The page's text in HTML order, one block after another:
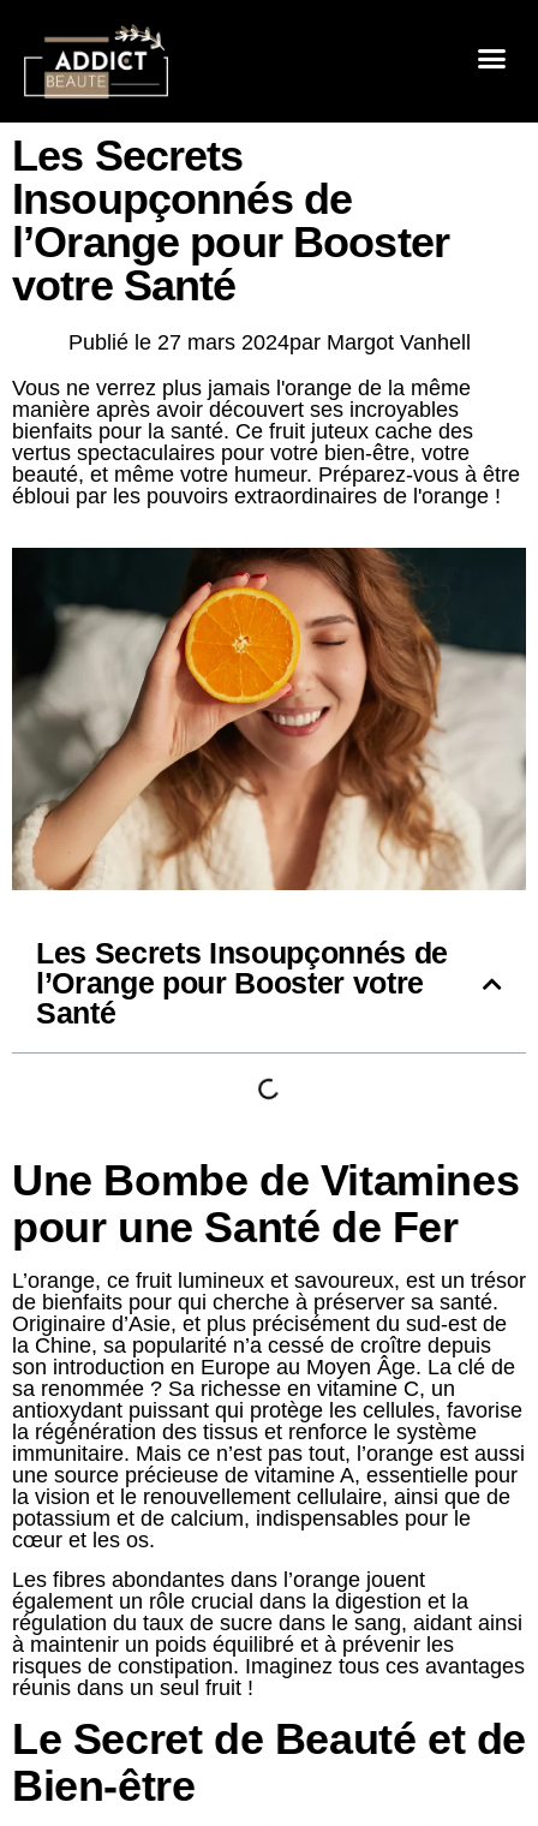
Les Secrets
Insoupçonnés de
l’Orange pour Booster
votre Santé
Publié le 27 mars 2024par Margot Vanhell
Vous ne verrez plus jamais l'orange de la même
manière après avoir découvert ses incroyables
bienfaits pour la santé. Ce fruit juteux cache des
vertus spectaculaires pour votre bien-être, votre
beauté, et même votre humeur. Préparez-vous à être
ébloui par les pouvoirs extraordinaires de l'orange !
Les Secrets Insoupçonnés de
l’Orange pour Booster votre
Santé
Une Bombe de Vitamines
pour une Santé de Fer
L’orange, ce fruit lumineux et savoureux, est un trésor
de bienfaits pour qui cherche à préserver sa santé.
Originaire d’Asie, et plus précisément du sud-est de
la Chine, sa popularité n’a cessé de croître depuis
son introduction en Europe au Moyen Âge. La clé de
sa renommée ? Sa richesse en vitamine C, un
antioxydant puissant qui protège les cellules, favorise
la régénération des tissus et renforce le système
immunitaire. Mais ce n’est pas tout, l’orange est aussi
une source précieuse de vitamine A, essentielle pour
la vision et le renouvellement cellulaire, ainsi que de
potassium et de calcium, indispensables pour le
cœur et les os.
Les fibres abondantes dans l’orange jouent
également un rôle crucial dans la digestion et la
régulation du taux de sucre dans le sang, aidant ainsi
à maintenir un poids équilibré et à prévenir les
risques de constipation. Imaginez tous ces avantages
réunis dans un seul fruit !
Le Secret de Beauté et de
Bien-être